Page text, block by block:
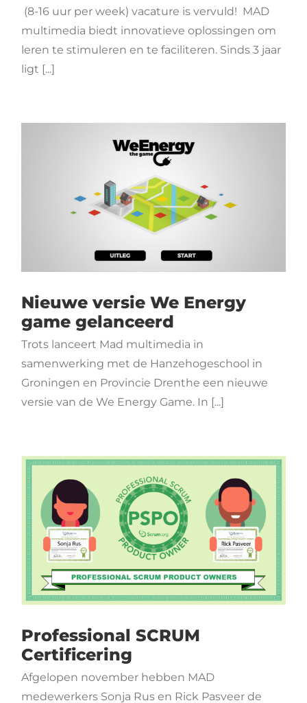
(8-16 uur per week) vacature is vervuld! MAD
multimedia biedt innovatieve oplossingen om
leren te stimuleren en te faciliteren. Sinds 3 jaar
ligt [...]
Nieuwe versie We Energy
game gelanceerd
Trots lanceert Mad multimedia in
samenwerking met de Hanzehogeschool in
Groningen en Provincie Drenthe een nieuwe
versie van de We Energy Game. In [...]
Professional SCRUM
Certificering
Afgelopen november hebben MAD
medewerkers Sonja Rus en Rick Pasveer de